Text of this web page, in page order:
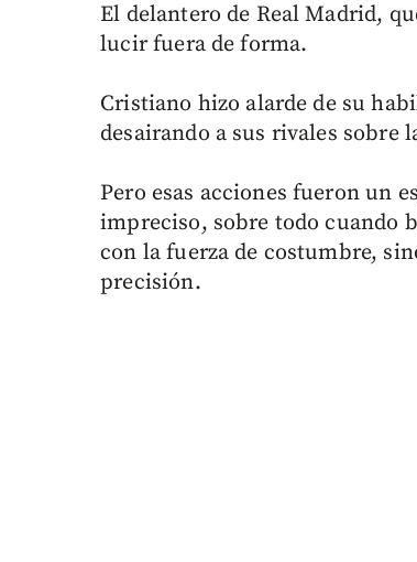
El delantero de Real Madrid,
lucir fuera de forma.
Cristiano hizo alarde de su
desairando a sus rivales sobre
Pero esas acciones fueron un
impreciso, sobre todo cuando
con la fuerza de costumbre,
precisión.